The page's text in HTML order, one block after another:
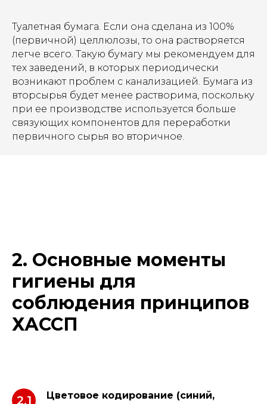
Туалетная бумага. Если она сделана из 100%
(первичной) целлюлозы, то она растворяется
легче всего. Такую бумагу мы рекомендуем для
тех заведений, в которых периодически
возникают проблем с канализацией. Бумага из
вторсырья будет менее растворима, поскольку
при ее производстве используется больше
связующих компонентов для переработки
первичного сырья во вторичное.
2. Основные моменты
гигиены для
соблюдения принципов
ХАССП
2.1
Цветовое кодирование (синий,